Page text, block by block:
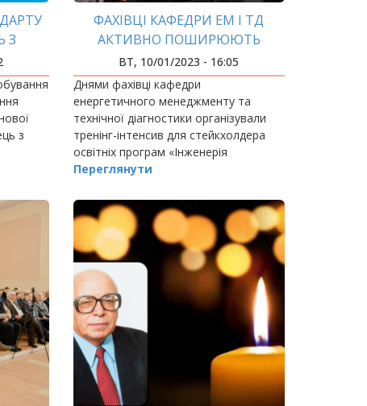
З
з
ФАХІВЦІ КАФЕДРИ ЕМ І ТД
АКТИВНО ПОШИРЮЮТЬ
ПРАКТИЧНІ ЗНАННЯ З
ЕНЕРГОЕФЕКТИВНОСТІ Й
ВІДНОВЛЮВАНОЇ ЕНЕРГЕТИКИ
ВТ, 10/01/2023 - 16:05
Днями фахівці кафедри
енергетичного менеджменту та
технічної діагностики організували
тренінг-інтенсив для стейкхолдера
освітніх програм «Інженерія
відновлюваної енергетики» та
Переглянути